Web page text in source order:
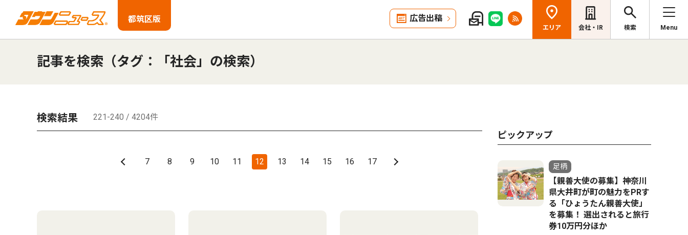
都筑区版 広告出稿
エリア 会社・IR 検索 Menu
記事を検索（タグ：「社会」の検索）
検索結果 221-240 / 4204件
7 8 9 10 11 12 13 14 15 16 17
ピックアップ
足柄
【親善大使の募集】神奈川
県大井町が町の魅力をPRす
る「ひょうたん親善大使」
を募集！ 選出されると旅行
券10万円分ほか